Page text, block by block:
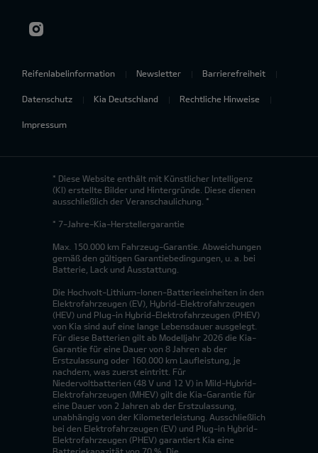
Reifenlabelinformation Newsletter Barrierefreiheit
Datenschutz Kia Deutschland Rechtliche Hinweise
Impressum
* Diese Website enthält mit Künstlicher Intelligenz
(KI) erstellte Bilder und Hintergründe. Diese dienen
ausschließlich der Veranschaulichung. *
* 7-Jahre-Kia-Herstellergarantie
Max. 150.000 km Fahrzeug-Garantie. Abweichungen
gemäß den gültigen Garantiebedingungen, u. a. bei
Batterie, Lack und Ausstattung.
Die Hochvolt-Lithium-Ionen-Batterieeinheiten in den
Elektrofahrzeugen (EV), Hybrid-Elektrofahrzeugen
(HEV) und Plug-in Hybrid-Elektrofahrzeugen (PHEV)
von Kia sind auf eine lange Lebensdauer ausgelegt.
Für diese Batterien gilt ab Modelljahr 2026 die Kia-
Garantie für eine Dauer von 8 Jahren ab der
Erstzulassung oder 160.000 km Laufleistung, je
nachdem, was zuerst eintritt. Für
Niedervoltbatterien (48 V und 12 V) in Mild-Hybrid-
Elektrofahrzeugen (MHEV) gilt die Kia-Garantie für
eine Dauer von 2 Jahren ab der Erstzulassung,
unabhängig von der Kilometerleistung. Ausschließlich
bei den Elektrofahrzeugen (EV) und Plug-in Hybrid-
Elektrofahrzeugen (PHEV) garantiert Kia eine
Batteriekapazität von 70 %. Die